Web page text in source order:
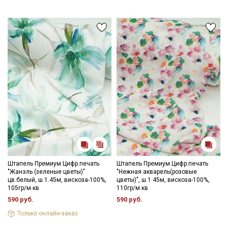
Штапель Премиум Цифр.печать
"Жанэль (зеленые цветы)"
цв.белый, ш.1.45м, вискоза-100%,
105гр/м.кв
590 руб.
Только онлайн-заказ
Штапель Премиум Цифр.печать
"Нежная акварель(розовые
цветы)", ш.1.45м, вискоза-100%,
110гр/м.кв
590 руб.